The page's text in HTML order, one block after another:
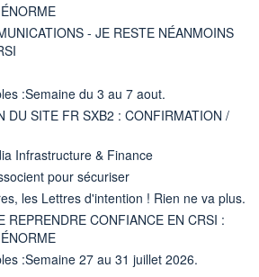
- JE RESTE NÉANMOINS
:Semaine du 3 au 7 aout.
DU SITE FR SXB2 : CONFIRMATION /
Infrastructure & Finance
pour sécuriser
les Lettres d'intention ! Rien ne va plus.
REPRENDRE CONFIANCE EN CRSI :
:Semaine 27 au 31 juillet 2026.